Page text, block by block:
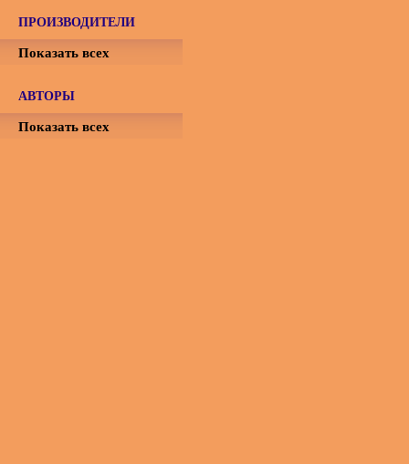
ПРОИЗВОДИТЕЛИ
Показать всех
АВТОРЫ
Показать всех